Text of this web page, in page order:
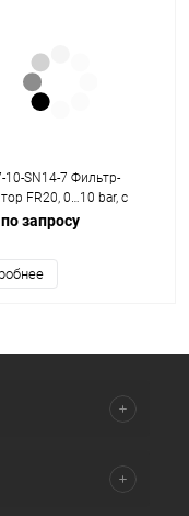
10-SN14-7 Фильтр-
FR20, 0…10 bar, с
запросу